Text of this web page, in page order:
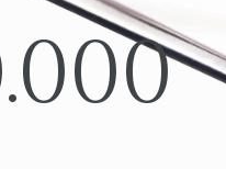
New Rochelle
Poughkeepsie
Queens